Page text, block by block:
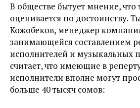
В обществе бытует мнение, что
оценивается по достоинству.
Кожобеков, менеджер
занимающейся составлением
исполнителей и музыкальных
считает, что имеющие в
исполнители вполне могут
больше 40 тысяч сомов: